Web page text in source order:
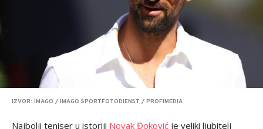
IZVOR: IMAGO / IMAGO SPORTFOTODIENST / PROFIMEDIA
Najbolji teniser u istoriji Novak Đoković je veliki ljubitelj